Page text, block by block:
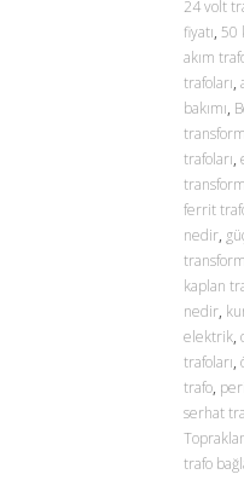
24 volt
fiyatı, 50
akım
trafoları,
bakımı,
trafoları,
ferrit
nedir,
kaplan
nedir,
elektrik,
trafoları,
trafo,
serhat
trafo